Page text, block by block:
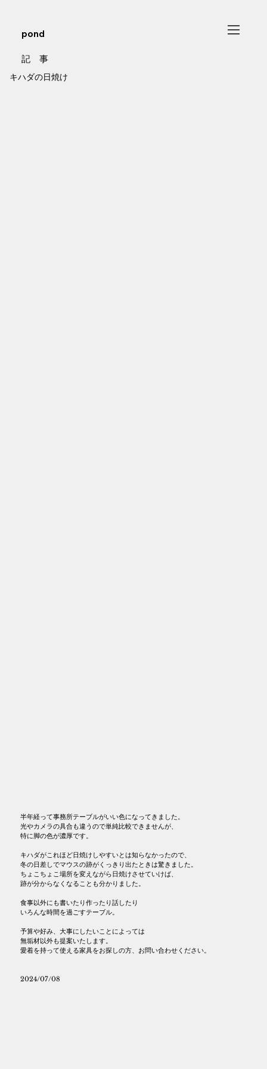
キハダの日焼け
半年経って事務所テーブルがいい色になってきました。
光やカメラの具合も違うので単純比較できませんが、
特に脚の色が濃厚です。
キハダがこれほど日焼けしやすいとは知らなかったので、
冬の日差しでマウスの跡がくっきり出たときは驚きました。
ちょこちょこ場所を変えながら日焼けさせていけば、
跡が分からなくなることも分かりました。
食事以外にも書いたり作ったり話したり
いろんな時間を過ごすテーブル。
予算や好み、大事にしたいことによっては
無垢材以外も提案いたします。
愛着を持って使える家具をお探しの方、お問い合わせください。
2024/07/08
記 事
pond